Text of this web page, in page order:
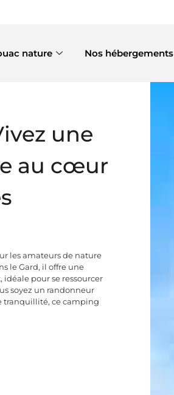
nature Nos hébergements
une
au cœur
les amateurs de nature
le Gard, il offre une
pour se ressourcer
soyez un randonneur
tranquillité, ce camping